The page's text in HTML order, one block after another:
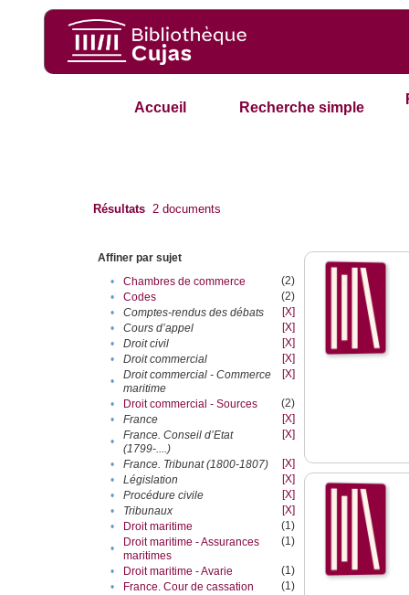
Accueil Recherche simple
Résultats 2 documents
Affiner par sujet
•
Chambres de commerce
(2)
•
Codes
(2)
•
Comptes-rendus des débats
[X]
•
Cours d’appel
[X]
•
Droit civil
[X]
•
Droit commercial
[X]
•
Droit commercial - Commerce
maritime
[X]
• Droit commercial - Sources
(2)
•
France
[X]
•
France. Conseil d’Etat
(1799-....)
[X]
• France. Tribunat (1800-1807)
[X]
•
Législation
[X]
•
Procédure civile
[X]
•
Tribunaux
[X]
•
Droit maritime
(1)
•
Droit maritime - Assurances
maritimes
(1)
• Droit maritime - Avarie
(1)
•
France. Cour de cassation
(1)